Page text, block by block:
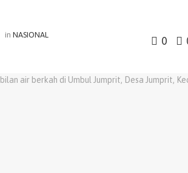
in NASIONAL
0